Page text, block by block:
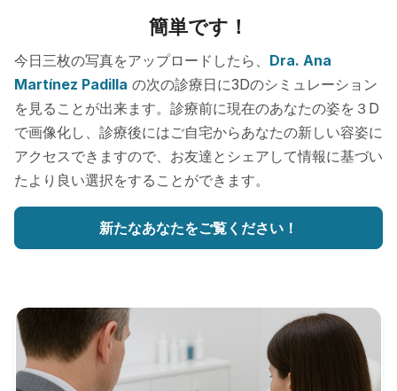
簡単です！
今日三枚の写真をアップロードしたら、 Dra. Ana
Martínez Padilla の次の診療日に3Dのシミュレーション
を見ることが出来ます。診療前に現在のあなたの姿を３D
で画像化し、診療後にはご自宅からあなたの新しい容姿に
アクセスできますので、お友達とシェアして情報に基づい
たより良い選択をすることができます。
新たなあなたをご覧ください！